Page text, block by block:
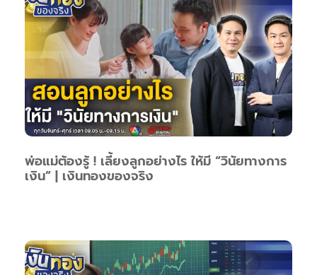
พ่อแม่ต้องรู้ ! เลี้ยงลูกอย่างไร ให้มี “วินัยทางการ
เงิน” | เงินทองของจริง